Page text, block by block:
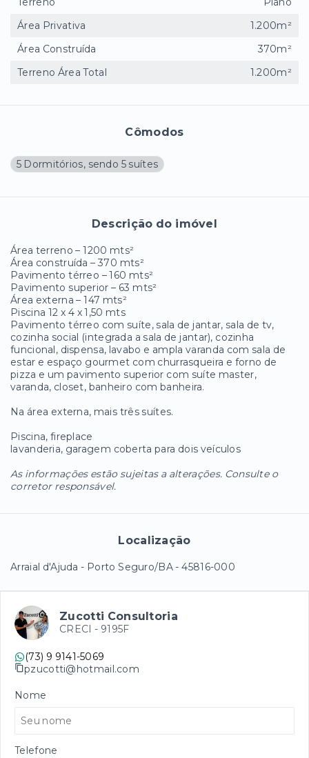
Cômodos
5 Dormitórios, sendo 5 suítes
Descrição do imóvel
Área terreno – 1200 mts²
Área construída – 370 mts²
Pavimento térreo – 160 mts²
Pavimento superior – 63 mts²
Área externa – 147 mts²
Piscina 12 x 4 x 1,50 mts
Pavimento térreo com suíte, sala de jantar, sala de tv,
cozinha social (integrada a sala de jantar), cozinha
funcional, dispensa, lavabo e ampla varanda com sala de
estar e espaço gourmet com churrasqueira e forno de
pizza e um pavimento superior com suíte master,
varanda, closet, banheiro com banheira.
Na área externa, mais três suítes.
Piscina, fireplace
lavanderia, garagem coberta para dois veículos
As informações estão sujeitas a alterações. Consulte o
corretor responsável.
Localização
Arraial d'Ajuda - Porto Seguro/BA- 45816-000
Área Privativa
1.200m²
Área Construída
370m²
Terreno Área Total
1.200m²
Zucotti Consultoria
CRECI - 9195F
(73) 9 9141-5069
pzucotti@hotmail.com
Nome
Telefone